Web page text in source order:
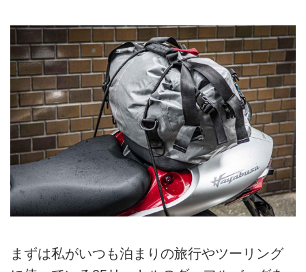
まずは私がいつも泊まりの旅行やツーリング